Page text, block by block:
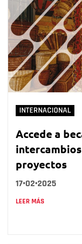
INTERNACIONAL
Accede a
proyectos
17•02•2025
LEER MÁS